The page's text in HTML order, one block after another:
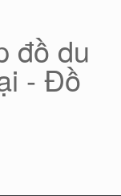
đồ du
- Đồ